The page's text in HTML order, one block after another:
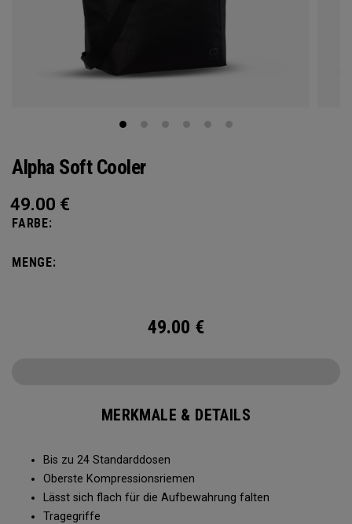
Alpha Soft Cooler
49.00 €
FARBE:
MENGE:
49.00 €
MERKMALE & DETAILS
Bis zu 24 Standarddosen
Oberste Kompressionsriemen
Lässt sich flach für die Aufbewahrung falten
Tragegriffe